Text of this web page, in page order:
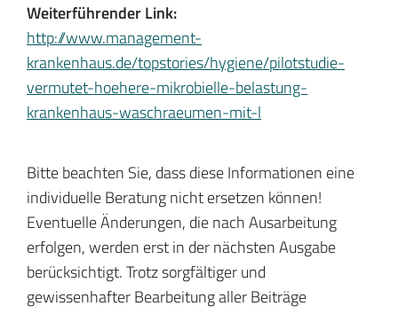
Weiterführender Link:
http://www.management-
krankenhaus.de/topstories/hygiene/pilotstudie-
vermutet-hoehere-mikrobielle-belastung-
krankenhaus-waschraeumen-mit-l
Bitte beachten Sie, dass diese Informationen eine
individuelle Beratung nicht ersetzen können!
Eventuelle Änderungen, die nach Ausarbeitung
erfolgen, werden erst in der nächsten Ausgabe
berücksichtigt. Trotz sorgfältiger und
gewissenhafter Bearbeitung aller Beiträge